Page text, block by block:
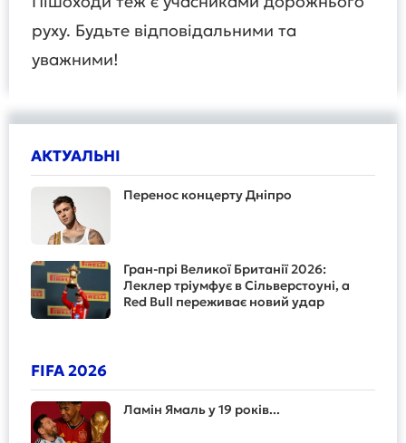
руху. Будьте відповідальними та
уважними!
АКТУАЛЬНІ
Перенос концерту Дніпро
Гран-прі Великої Британії 2026:
Леклер тріумфує в Сільверстоуні, а
Red Bull переживає новий удар
FIFA 2026
Ламін Ямаль у 19 років...